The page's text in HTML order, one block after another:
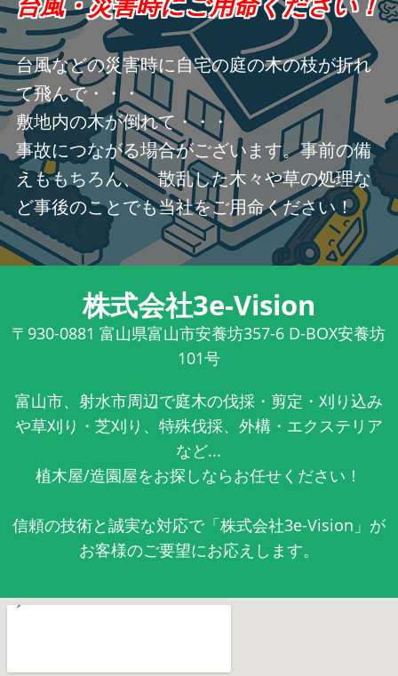
台風などの災害時に自宅の庭の木の枝が折れ
て飛んで・・・
敷地内の木が倒れて・・・
事故につながる場合がございます。事前の備
えももちろん、 散乱した木々や草の処理な
ど事後のことでも当社をご用命ください！
株式会社3e-Vision
〒930-0881 富山県富山市安養坊357-6 D-BOX安養坊
101号
富山市、射水市周辺で庭木の伐採・剪定・刈り込み
や草刈り・芝刈り、特殊伐採、外構・エクステリア
など...
植木屋/造園屋をお探しならお任せください！
信頼の技術と誠実な対応で「株式会社3e-Vision」が
お客様のご要望にお応えします。